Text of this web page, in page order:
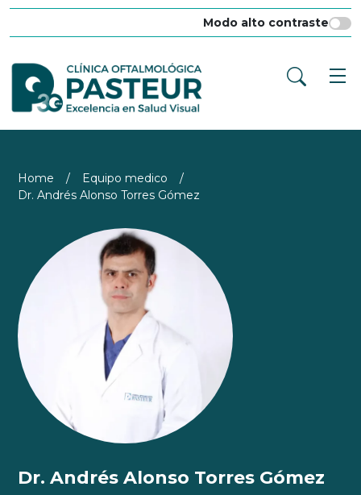
Modo alto contraste
Home / Equipo medico
/
Dr. Andrés Alonso Torres Gómez
Dr. Andrés Alonso Torres Gómez